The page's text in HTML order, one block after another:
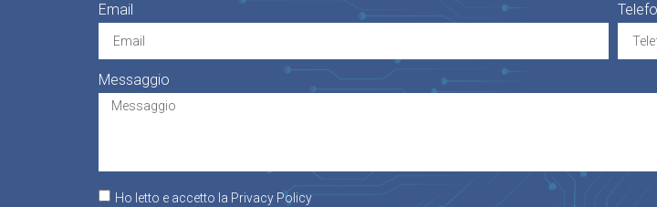
Email
Messaggio
Ho letto e accetto la Privacy Policy